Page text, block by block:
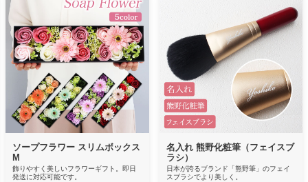
ソープフラワー スリムボックス
M
飾りやすく美しいフラワーギフト。即日
発送に対応可能です。
名入れ 熊野化粧筆（フェイスブ
ラシ）
日本が誇るブランド「熊野筆」のフェイ
スブラシでより美しく。